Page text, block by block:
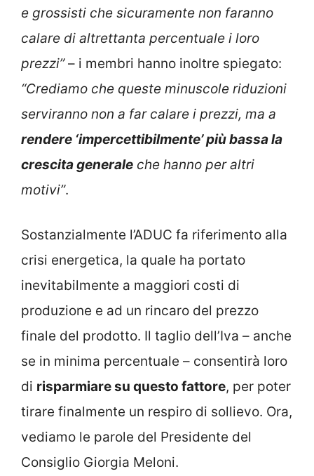
e grossisti che sicuramente non faranno
calare di altrettanta percentuale i loro
prezzi”– i membri hanno inoltre spiegato:
“Crediamo che queste minuscole riduzioni
serviranno non a far calare i prezzi, ma a
rendere ‘impercettibilmente’ più bassa la
crescita generale che hanno per altri
motivi”.
Sostanzialmente l’ADUC fa riferimento alla
crisi energetica, la quale ha portato
inevitabilmente a maggiori costi di
produzione e ad un rincaro del prezzo
finale del prodotto. Il taglio dell’Iva – anche
se in minima percentuale – consentirà loro
di risparmiare su questo fattore, per poter
tirare finalmente un respiro di sollievo. Ora,
vediamo le parole del Presidente del
Consiglio Giorgia Meloni.